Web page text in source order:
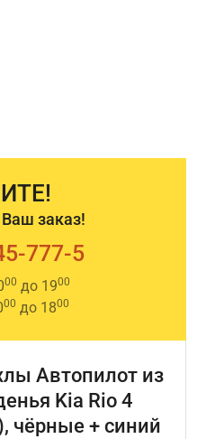
заказ!
777-5
00 до 1900
00 до 1800
Автопилот из
Kia Rio 4
чёрные + синий